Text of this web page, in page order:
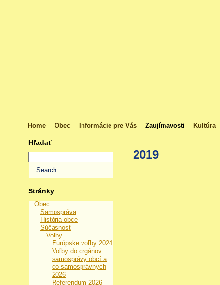
Home Obec Informácie pre Vás Zaujímavosti Kultúra
Hľadať
Stránky
Obec
Samospráva
História obce
Súčasnosť
Voľby
Európske voľby 2024
Voľby do orgánov
samosprávy obcí a
do samosprávnych
2026
Referendum 2026
2019